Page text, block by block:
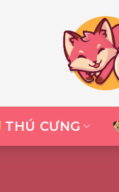
THÚ CƯNG